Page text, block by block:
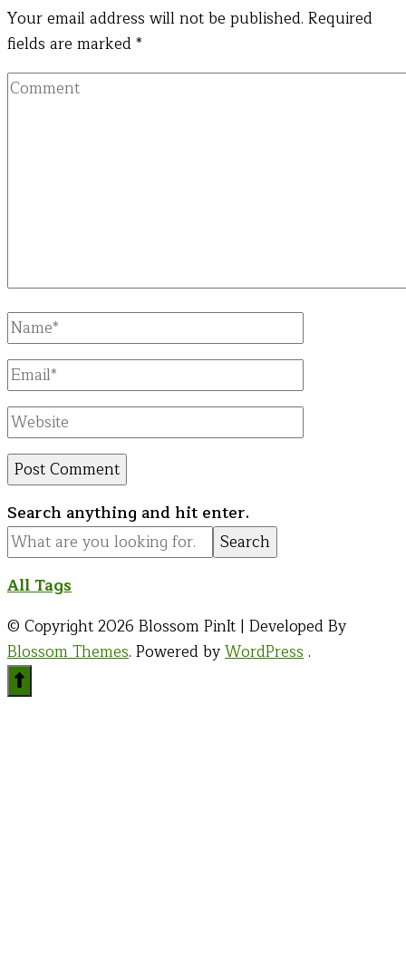
Your email address will not be published. Required
fields are marked *
Comment
Full
Name
Email
Website
Looking
for
Something?
Search anything and hit enter.
All Tags
© Copyright 2026 Blossom PinIt | Developed By
Blossom Themes. Powered byWordPress.